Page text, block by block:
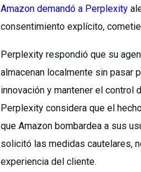
Amazon demandó a Perplexity
consentimiento explícito,
Perplexity respondió que su
almacenan localmente sin pasar
innovación y mantener el control
Perplexity considera que el
que Amazon bombardea a sus
solicitó las medidas cautelares,
experiencia del cliente.